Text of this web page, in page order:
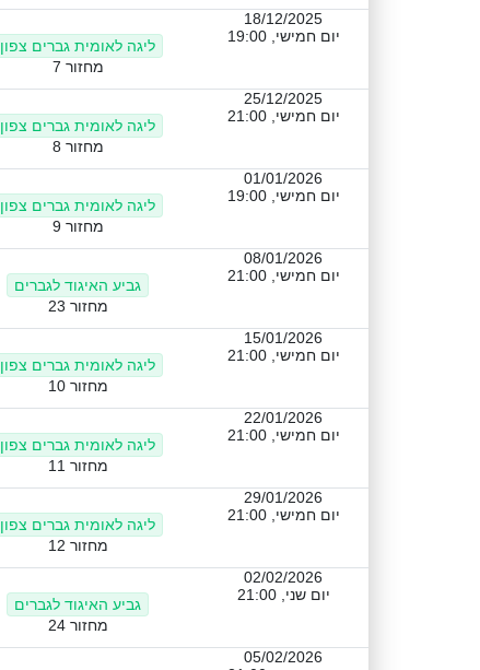
18/12/2025
יום חמישי, 19:00
ליגה לאומית גברים צפון
מחזור 7
25/12/2025
יום חמישי, 21:00
ליגה לאומית גברים צפון
מחזור 8
01/01/2026
יום חמישי, 19:00
ליגה לאומית גברים צפון
מחזור 9
08/01/2026
יום חמישי, 21:00
גביע האיגוד לגברים
מחזור 23
15/01/2026
יום חמישי, 21:00
ליגה לאומית גברים צפון
מחזור 10
22/01/2026
יום חמישי, 21:00
ליגה לאומית גברים צפון
מחזור 11
29/01/2026
יום חמישי, 21:00
ליגה לאומית גברים צפון
מחזור 12
02/02/2026
יום שני, 21:00
גביע האיגוד לגברים
מחזור 24
05/02/2026